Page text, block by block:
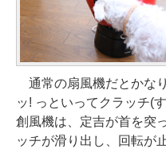
通常の扇風機だとかな
ッ! っといってクラッチ(
創風機は、定吉が首を突
ッチが滑り出し、回転が